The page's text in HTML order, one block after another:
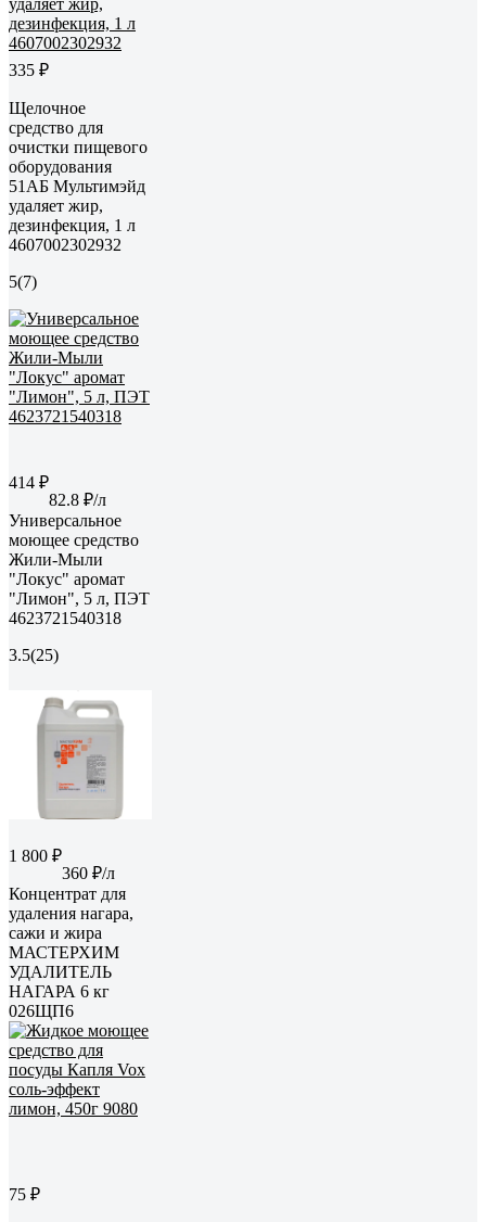
335 ₽
Щелочное
средство для
очистки пищевого
оборудования
51АБ Мультимэйд
удаляет жир,
дезинфекция, 1 л
4607002302932
5(7)
414 ₽
82.8 ₽/л
Универсальное
моющее средство
Жили-Мыли
"Локус" аромат
"Лимон", 5 л, ПЭТ
4623721540318
3.5(25)
1 800 ₽
360 ₽/л
Концентрат для
удаления нагара,
сажи и жира
МАСТЕРХИМ
УДАЛИТЕЛЬ
НАГАРА 6 кг
026ЩП6
75 ₽